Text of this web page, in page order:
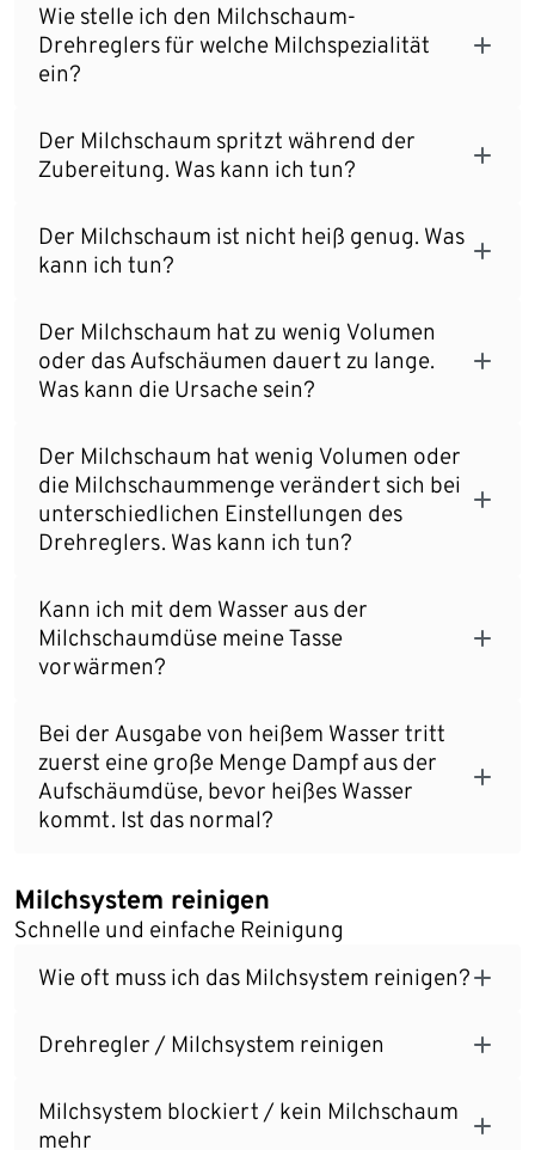
Wie stelle ich den Milchschaum-
Drehreglers für welche Milchspezialität
ein?
Der Milchschaum spritzt während der
Zubereitung. Was kann ich tun?
Der Milchschaum ist nicht heiß genug. Was
kann ich tun?
Der Milchschaum hat zu wenig Volumen
oder das Aufschäumen dauert zu lange.
Was kann die Ursache sein?
Der Milchschaum hat wenig Volumen oder
die Milchschaummenge verändert sich bei
unterschiedlichen Einstellungen des
Drehreglers. Was kann ich tun?
Kann ich mit dem Wasser aus der
Milchschaumdüse meine Tasse
vorwärmen?
Bei der Ausgabe von heißem Wasser tritt
zuerst eine große Menge Dampf aus der
Aufschäumdüse, bevor heißes Wasser
kommt. Ist das normal?
Milchsystem reinigen
Schnelle und einfache Reinigung
Wie oft muss ich das Milchsystem reinigen?
Drehregler / Milchsystem reinigen
Milchsystem blockiert / kein Milchschaum
mehr